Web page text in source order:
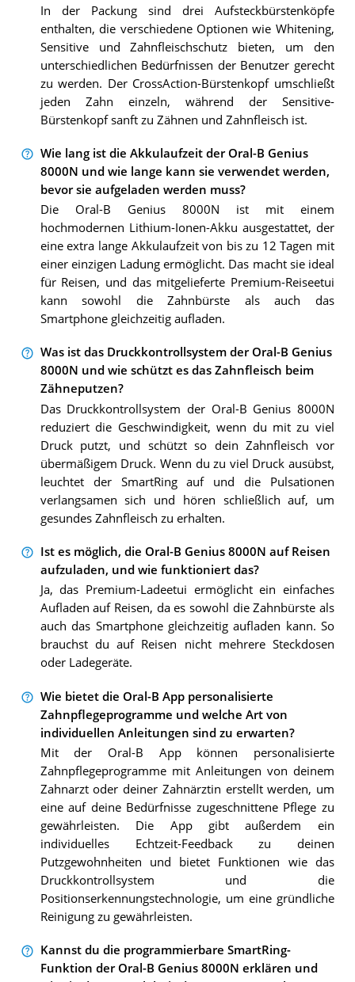
In der Packung sind drei Aufsteckbürstenköpfe
enthalten, die verschiedene Optionen wie Whitening,
Sensitive und Zahnfleischschutz bieten, um den
unterschiedlichen Bedürfnissen der Benutzer gerecht
zu werden. Der CrossAction-Bürstenkopf umschließt
jeden Zahn einzeln, während der Sensitive-
Bürstenkopf sanft zu Zähnen und Zahnfleisch ist.
Wie lang ist die Akkulaufzeit der Oral-B Genius
8000N und wie lange kann sie verwendet werden,
bevor sie aufgeladen werden muss?
Die Oral-B Genius 8000N ist mit einem
hochmodernen Lithium-Ionen-Akku ausgestattet, der
eine extra lange Akkulaufzeit von bis zu 12 Tagen mit
einer einzigen Ladung ermöglicht. Das macht sie ideal
für Reisen, und das mitgelieferte Premium-Reiseetui
kann sowohl die Zahnbürste als auch das
Smartphone gleichzeitig aufladen.
Was ist das Druckkontrollsystem der Oral-B Genius
8000N und wie schützt es das Zahnfleisch beim
Zähneputzen?
Das Druckkontrollsystem der Oral-B Genius 8000N
reduziert die Geschwindigkeit, wenn du mit zu viel
Druck putzt, und schützt so dein Zahnfleisch vor
übermäßigem Druck. Wenn du zu viel Druck ausübst,
leuchtet der SmartRing auf und die Pulsationen
verlangsamen sich und hören schließlich auf, um
gesundes Zahnfleisch zu erhalten.
Ist es möglich, die Oral-B Genius 8000N auf Reisen
aufzuladen, und wie funktioniert das?
Ja, das Premium-Ladeetui ermöglicht ein einfaches
Aufladen auf Reisen, da es sowohl die Zahnbürste als
auch das Smartphone gleichzeitig aufladen kann. So
brauchst du auf Reisen nicht mehrere Steckdosen
oder Ladegeräte.
Wie bietet die Oral-B App personalisierte
Zahnpflegeprogramme und welche Art von
individuellen Anleitungen sind zu erwarten?
Mit der Oral-B App können personalisierte
Zahnpflegeprogramme mit Anleitungen von deinem
Zahnarzt oder deiner Zahnärztin erstellt werden, um
eine auf deine Bedürfnisse zugeschnittene Pflege zu
gewährleisten. Die App gibt außerdem ein
individuelles Echtzeit-Feedback zu deinen
Putzgewohnheiten und bietet Funktionen wie das
Druckkontrollsystem und die
Positionserkennungstechnologie, um eine gründliche
Reinigung zu gewährleisten.
Kannst du die programmierbare SmartRing-
Funktion der Oral-B Genius 8000N erklären und